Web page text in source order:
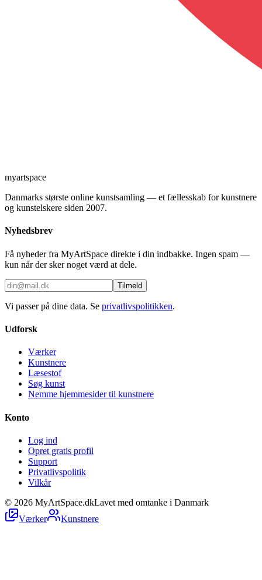
myartspace
Danmarks største online kunstsamling — et fællesskab for kunstnere
og kunstelskere siden 2007.
Nyhedsbrev
Få nyheder fra MyArtSpace direkte i din indbakke. Ingen spam —
kun når der sker noget værd at dele.
Tilmeld
Vi passer på dine data. Se privatlivspolitikken.
Udforsk
Værker
Kunstnere
Læsestof
Søg kunst
Nemme hjemmesider til kunstnere
Konto
Log ind
Opret gratis profil
Support
Privatlivspolitik
Vilkår
© 2026 MyArtSpace.dkLavet med omtanke i Danmark
Værker
Kunstnere